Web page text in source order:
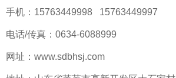
手机：15763449998 15763449997
电话/传真：0634-6088999
网址：www.sdbhsj.com